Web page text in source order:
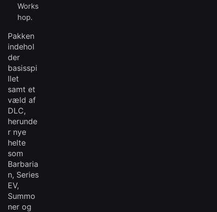
Works
hop.
Pakken
indehol
der
basisspi
llet
samt et
væld af
DLC,
herunde
r nye
helte
som
Barbaria
n, Series
EV,
Summo
ner og